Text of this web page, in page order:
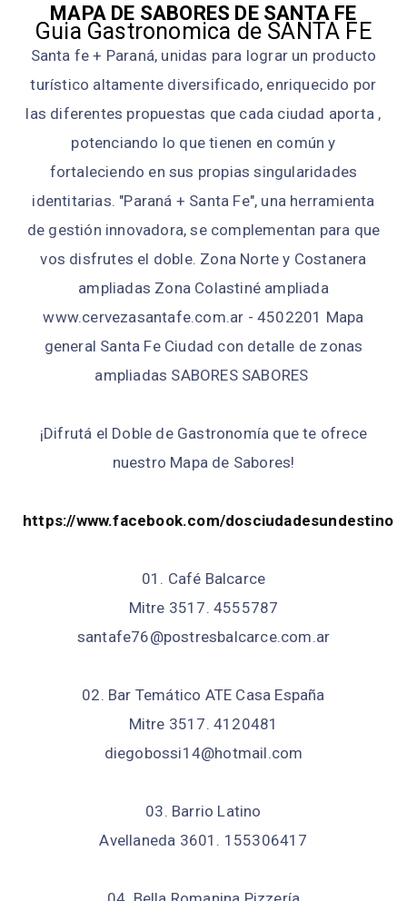
MAPA DE SABORES DE SANTA FE
Guia Gastronomica de SANTA FE
Santa fe + Paraná, unidas para lograr un producto
turístico altamente diversificado, enriquecido por
las diferentes propuestas que cada ciudad aporta ,
potenciando lo que tienen en común y
fortaleciendo en sus propias singularidades
identitarias. "Paraná + Santa Fe", una herramienta
de gestión innovadora, se complementan para que
vos disfrutes el doble. Zona Norte y Costanera
ampliadas Zona Colastiné ampliada
www.cervezasantafe.com.ar - 4502201 Mapa
general Santa Fe Ciudad con detalle de zonas
ampliadas SABORES SABORES
¡Difrutá el Doble de Gastronomía que te ofrece
nuestro Mapa de Sabores!
https://www.facebook.com/dosciudadesundestino
01. Café Balcarce
Mitre 3517. 4555787
santafe76@postresbalcarce.com.ar
02. Bar Temático ATE Casa España
Mitre 3517. 4120481
diegobossi14@hotmail.com
03. Barrio Latino
Avellaneda 3601. 155306417